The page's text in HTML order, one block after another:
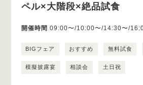
ペル×大階段×絶品試食
開催時間 09:00〜/10:00〜/14:30〜/
BIGフェア おすすめ 無料試食
模擬披露宴 相談会 土日祝